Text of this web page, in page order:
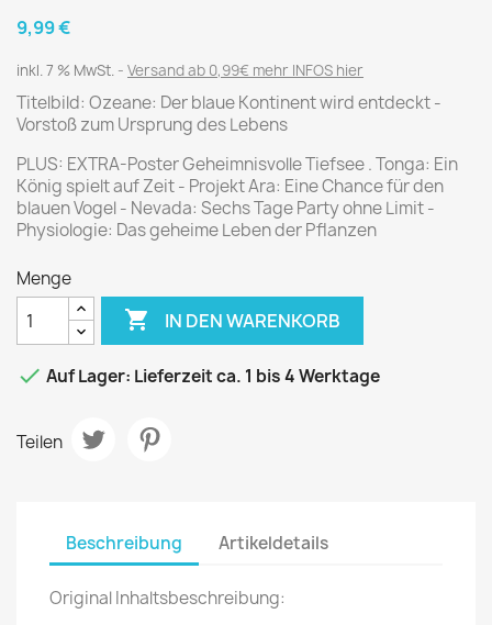
9,99 €
inkl. 7 % MwSt. Versand ab 0,99€ mehr INFOS hier
Titelbild: Ozeane: Der blaue Kontinent wird entdeckt -
Vorstoß zum Ursprung des Lebens
PLUS: EXTRA-Poster Geheimnisvolle Tiefsee . Tonga: Ein
König spielt auf Zeit - Projekt Ara: Eine Chance für den
blauen Vogel - Nevada: Sechs Tage Party ohne Limit -
Physiologie: Das geheime Leben der Pflanzen
Menge
 IN DEN WARENKORB
 Auf Lager: Lieferzeit ca. 1 bis 4 Werktage
Teilen
Beschreibung Artikeldetails
Original Inhaltsbeschreibung: